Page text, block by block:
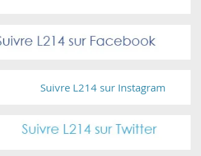
Suivre L214 sur Instagram